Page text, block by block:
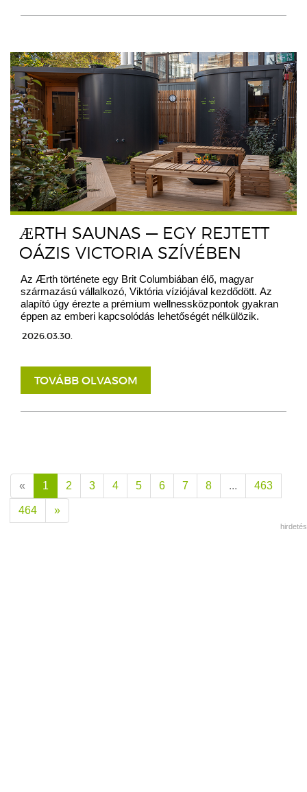
ÆRTH SAUNAS — EGY REJTETT
OÁZIS VICTORIA SZÍVÉBEN
Az Ærth története egy Brit Columbiában élő, magyar
származású vállalkozó, Viktória víziójával kezdődött. Az
alapító úgy érezte a prémium wellnessközpontok gyakran
éppen az emberi kapcsolódás lehetőségét nélkülözik.
2026.03.30.
TOVÁBB OLVASOM
« 1 2 3 4 5 6 7 8 ... 463
464 »
hirdetés